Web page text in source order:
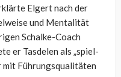
Elgert nach der
und Mentalität
Schalke-Coach
er Tasdelen als „spiel-
Führungsqualitäten